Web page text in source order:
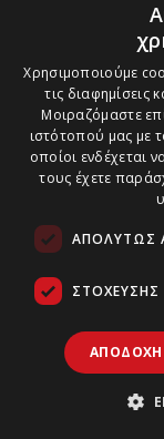
Χρησιμοποιούμε
τις διαφημίσεις
Μοιραζόμαστε
ιστότοπού μας με
οποίοι ενδέχεται
τους έχετε
ΑΠΟΛΎΤΩΣ
ΣΤΌΧΕΥΣΗΣ